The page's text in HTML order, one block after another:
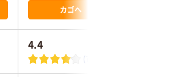
カゴへ
4.4
(7)